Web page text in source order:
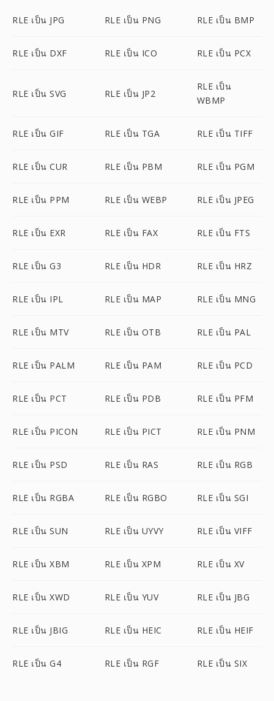
RLE เป็น JPG RLE เป็น PNG RLE เป็น BMP
RLE เป็น DXF RLE เป็น ICO RLE เป็น PCX
RLE เป็น SVG RLE เป็น JP2
RLE เป็น
WBMP
RLE เป็น GIF RLE เป็น TGA RLE เป็น TIFF
RLE เป็น CUR RLE เป็น PBM RLE เป็น PGM
RLE เป็น PPM RLE เป็น WEBP RLE เป็น JPEG
RLE เป็น EXR RLE เป็น FAX RLE เป็น FTS
RLE เป็น G3 RLE เป็น HDR RLE เป็น HRZ
RLE เป็น IPL RLE เป็น MAP RLE เป็น MNG
RLE เป็น MTV RLE เป็น OTB RLE เป็น PAL
RLE เป็น PALM RLE เป็น PAM RLE เป็น PCD
RLE เป็น PCT RLE เป็น PDB RLE เป็น PFM
RLE เป็น PICON RLE เป็น PICT RLE เป็น PNM
RLE เป็น PSD RLE เป็น RAS RLE เป็น RGB
RLE เป็น RGBA RLE เป็น RGBO RLE เป็น SGI
RLE เป็น SUN RLE เป็น UYVY RLE เป็น VIFF
RLE เป็น XBM RLE เป็น XPM RLE เป็น XV
RLE เป็น XWD RLE เป็น YUV RLE เป็น JBG
RLE เป็น JBIG RLE เป็น HEIC RLE เป็น HEIF
RLE เป็น G4 RLE เป็น RGF RLE เป็น SIX